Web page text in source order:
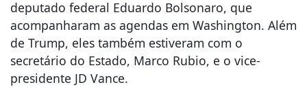
deputado federal Eduardo Bolsonaro, que
acompanharam as agendas em Washington. Além
de Trump, eles também estiveram com o
secretário do Estado, Marco Rubio, e o vice-
presidente JD Vance.